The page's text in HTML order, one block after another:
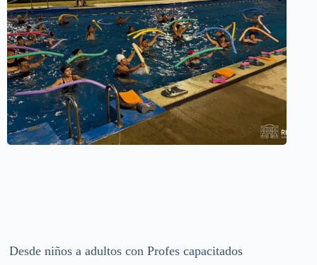
Desde niños a adultos con Profes capacitados